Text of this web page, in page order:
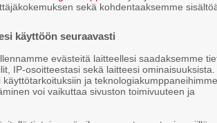
sekä kohdentaaksemme
käyttöön seuraavasti
evästeitä laitteellesi saadaksemme
IP-osoitteestasi sekä laitteesi
ja teknologiakumppaneihimme
voi vaikuttaa sivuston toimivuuteen ja